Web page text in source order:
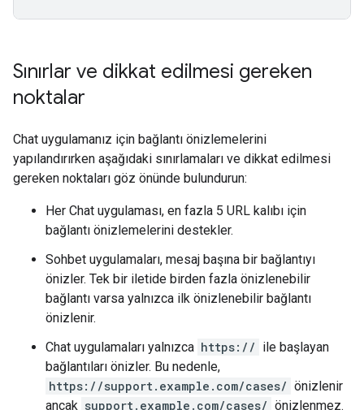
Sınırlar ve dikkat edilmesi gereken
noktalar
Chat uygulamanız için bağlantı önizlemelerini
yapılandırırken aşağıdaki sınırlamaları ve dikkat edilmesi
gereken noktaları göz önünde bulundurun:
Her Chat uygulaması, en fazla 5 URL kalıbı için
bağlantı önizlemelerini destekler.
Sohbet uygulamaları, mesaj başına bir bağlantıyı
önizler. Tek bir iletide birden fazla önizlenebilir
bağlantı varsa yalnızca ilk önizlenebilir bağlantı
önizlenir.
Chat uygulamaları yalnızca https:// ile başlayan
bağlantıları önizler. Bu nedenle,
https://support.example.com/cases/ önizlenir
ancak support.example.com/cases/ önizlenmez.